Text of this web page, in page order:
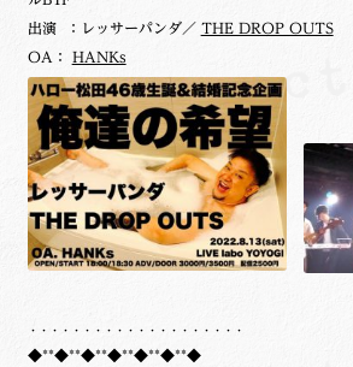
出演 ：レッサーパンダ／ THE DROP OUTS
OA： HANKs
・・・・・・・・・・・・・・・・・・・・
◆**◆**◆**◆**◆**◆**◆